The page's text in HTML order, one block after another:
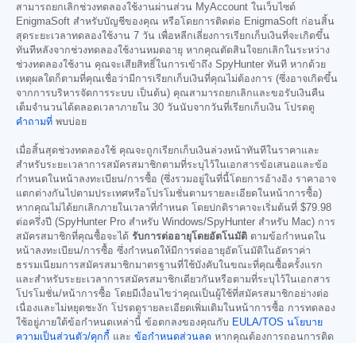
สามารถยกเลิกช่วงทดลองใช้งานผ่านส่วน MyAccount ในเว็บไซต์
EnigmaSoft สำหรับบัญชีของคุณ หรือโดยการติดต่อ EnigmaSoft ก่อนสิ้น
สุดระยะเวลาทดลองใช้งาน 7 วัน เพื่อหลีกเลี่ยงการเรียกเก็บเงินที่จะเกิดขึ้น
ทันทีหลังจากช่วงทดลองใช้งานหมดอายุ หากคุณตัดสินใจยกเลิกในระหว่าง
ช่วงทดลองใช้งาน คุณจะเสียสิทธิ์ในการเข้าถึง SpyHunter ทันที หากด้วย
เหตุผลใดก็ตามที่คุณเชื่อว่ามีการเรียกเก็บเงินที่คุณไม่ต้องการ (ซึ่งอาจเกิดขึ้น
จากการบริหารจัดการระบบ เป็นต้น) คุณสามารถยกเลิกและขอรับเงินคืน
เต็มจำนวนได้ตลอดเวลาภายใน 30 วันนับจากวันที่เรียกเก็บเงิน โปรดดู
คำถามที่ พบบ่อย
เมื่อสิ้นสุดช่วงทดลองใช้ คุณจะถูกเรียกเก็บเงินล่วงหน้าทันทีในราคาและ
สำหรับระยะเวลาการสมัครสมาชิกตามที่ระบุไว้ในเอกสารข้อเสนอและข้อ
กำหนดในหน้าลงทะเบียน/การซื้อ (ซึ่งรวมอยู่ในที่นี้โดยการอ้างอิง ราคาอาจ
แตกต่างกันไปตามประเทศหรือโปรโมชั่นตามรายละเอียดในหน้าการซื้อ)
หากคุณไม่ได้ยกเลิกภายในเวลาที่กำหนด โดยปกติราคาจะเริ่มต้นที่ $79.98
ต่อครึ่งปี (SpyHunter Pro สำหรับ Windows/SpyHunter สำหรับ Mac) การ
สมัครสมาชิกที่คุณซื้อจะได้ รับการต่ออายุโดยอัตโนมัติ ตามข้อกำหนดใน
หน้าลงทะเบียน/การซื้อ ซึ่งกำหนดให้มีการต่ออายุอัตโนมัติในอัตราค่า
ธรรมเนียมการสมัครสมาชิกมาตรฐานที่ใช้บังคับในขณะที่คุณซื้อครั้งแรก
และสำหรับระยะเวลาการสมัครสมาชิกเดียวกันหรือตามที่ระบุไว้ในเอกสาร
โปรโมชั่น/หน้าการซื้อ โดยมีเงื่อนไขว่าคุณเป็นผู้ใช้ที่สมัครสมาชิกอย่างต่อ
เนื่องและไม่หยุดชะงัก โปรดดูรายละเอียดเพิ่มเติมในหน้าการซื้อ การทดลอง
ใช้อยู่ภายใต้ข้อกำหนดเหล่านี้ ข้อตกลงของคุณกับ EULA/TOS นโยบาย
ความเป็นส่วนตัว/คุกกี้ และ ข้อกำหนดส่วนลด หากคุณต้องการถอนการติด